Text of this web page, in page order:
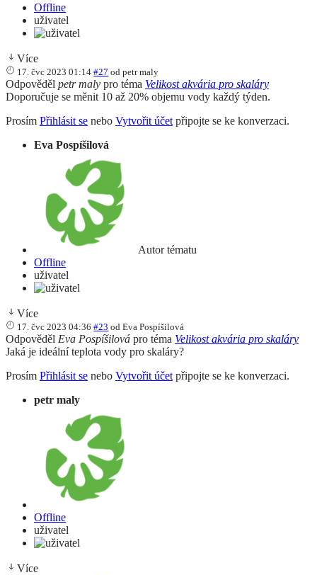
Offline
uživatel
Více
17. čvc 2023 01:14 #27 odpetr maly
Odpověděl petr maly pro téma Velikost akvária pro skaláry
Doporučuje se měnit 10 až 20% objemu vody každý týden.
Prosím Přihlásit se nebo Vytvořit účet připojte se ke konverzaci.
Eva Pospíšilová
Autor tématu
Offline
uživatel
Více
17. čvc 2023 04:36 #23 odEva Pospíšilová
Odpověděl Eva Pospíšilová pro téma Velikost akvária pro skaláry
Jaká je ideální teplota vody pro skaláry?
Prosím Přihlásit se nebo Vytvořit účet připojte se ke konverzaci.
petr maly
Offline
uživatel
Více